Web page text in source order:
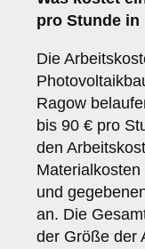
pro Stunde in
Die
Ragow
bis 90 € pro
den
und
an. Die
der Größe der